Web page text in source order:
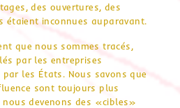
des ouvertures, des
étaient inconnues auparavant.
que nous sommes tracés,
par les entreprises
les États. Nous savons que
sont toujours plus
nous devenons des «cibles»